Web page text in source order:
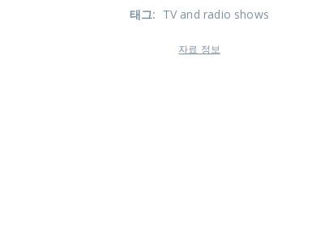
태그: TV and radio shows
자료 정보